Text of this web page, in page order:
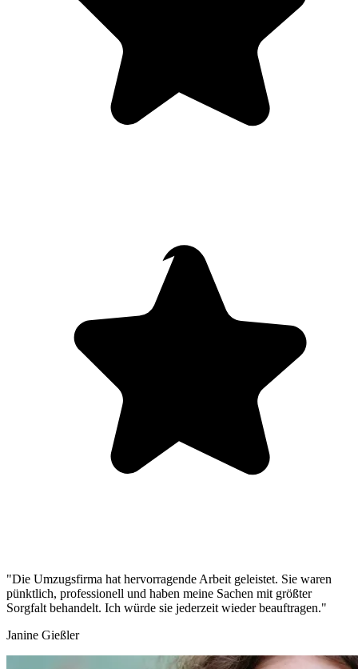
"Die Umzugsfirma hat hervorragende Arbeit geleistet. Sie waren
pünktlich, professionell und haben meine Sachen mit größter
Sorgfalt behandelt. Ich würde sie jederzeit wieder beauftragen."
Janine Gießler